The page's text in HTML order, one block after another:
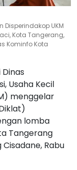
UKM
Kota Tangerang,
Kominfo Kota
Usaha Kecil
menggelar
lomba
Tangerang
Rabu